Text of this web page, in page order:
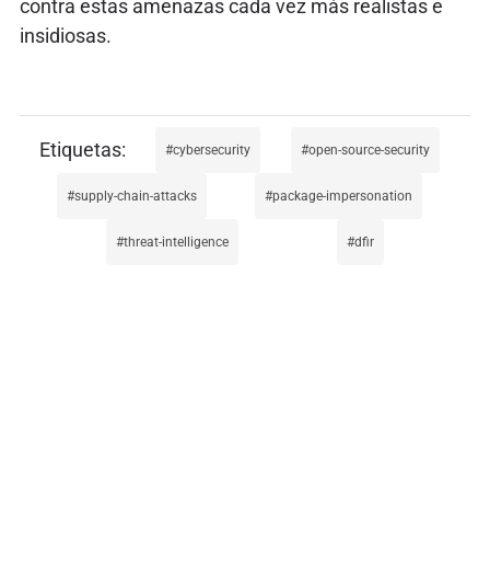
contra estas amenazas cada vez más realistas e
insidiosas.
cybersecurity open-source-security
supply-chain-attacks package-impersonation
threat-intelligence dfir